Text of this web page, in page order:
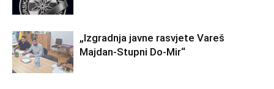
„Izgradnja javne rasvjete Vareš
Majdan-Stupni Do-Mir“